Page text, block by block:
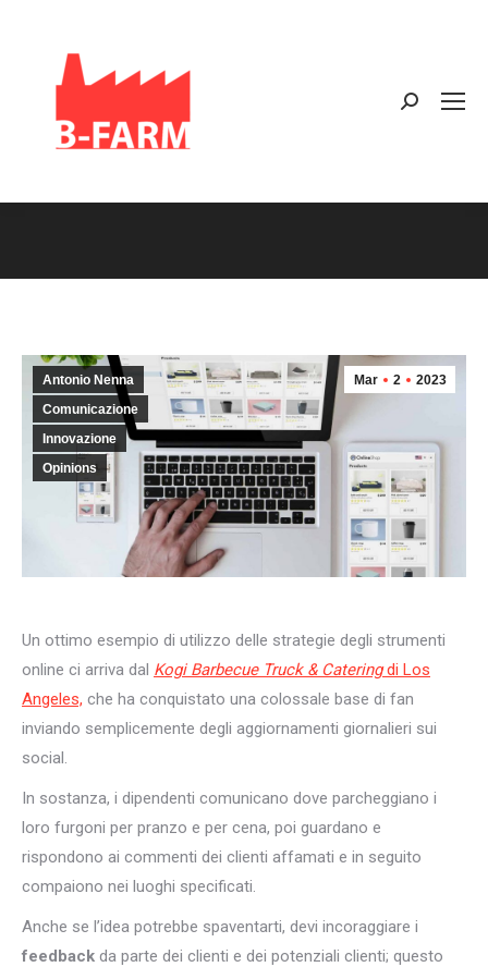
Search:
Mar 2 2023
Antonio Nenna
Comunicazione
Innovazione
Opinions
Un ottimo esempio di utilizzo delle strategie degli strumenti
online ci arriva dal Kogi Barbecue Truck & Cateringdi Los
Angeles, che ha conquistato una colossale base di fan
inviando semplicemente degli aggiornamenti giornalieri sui
social.
In sostanza, i dipendenti comunicano dove parcheggiano i
loro furgoni per pranzo e per cena, poi guardano e
rispondono ai commenti dei clienti affamati e in seguito
compaiono nei luoghi specificati.
Anche se l’idea potrebbe spaventarti, devi incoraggiare i
feedback da parte dei clienti e dei potenziali clienti; questo